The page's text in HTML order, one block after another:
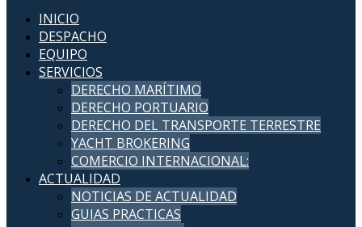
INICIO
DESPACHO
EQUIPO
SERVICIOS
DERECHO MARÍTIMO
DERECHO PORTUARIO
DERECHO DEL TRANSPORTE TERRESTRE
YACHT BROKERING
COMERCIO INTERNACIONAL:
ACTUALIDAD
NOTICIAS DE ACTUALIDAD
GUIAS PRACTICAS